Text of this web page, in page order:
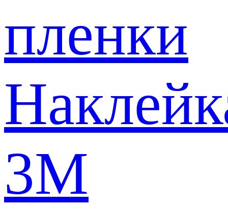
пленки
3M